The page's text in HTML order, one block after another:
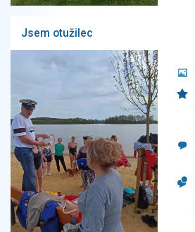
Jsem otužilec